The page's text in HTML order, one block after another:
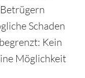
Schaden
Kein
Möglichkeit